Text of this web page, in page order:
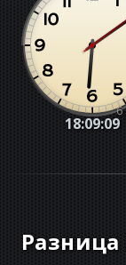
18:09:09
6